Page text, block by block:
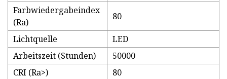
Farbwiedergabeindex
(Ra)
80
Lichtquelle
LED
Arbeitszeit (Stunden)
50000
CRI (Ra>)
80